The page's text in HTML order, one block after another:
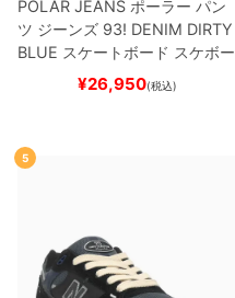
POLAR JEANS ポーラー パン
ツ ジーンズ 93! DENIM DIRTY
BLUE スケートボード スケボー
¥26,950(税込)
5